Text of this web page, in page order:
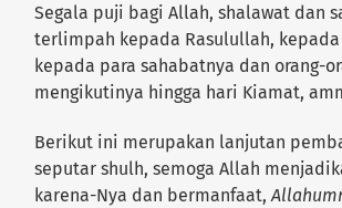
Segala puji bagi Allah, shalawat dan
terlimpah kepada Rasulullah, kepada
kepada para sahabatnya dan orang-
mengikutinya hingga hari Kiamat,
Berikut ini merupakan lanjutan
seputar shulh, semoga Allah
karena-Nya dan bermanfaat,